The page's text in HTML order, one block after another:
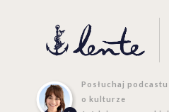
Posłuchaj podcastu
o kulturze